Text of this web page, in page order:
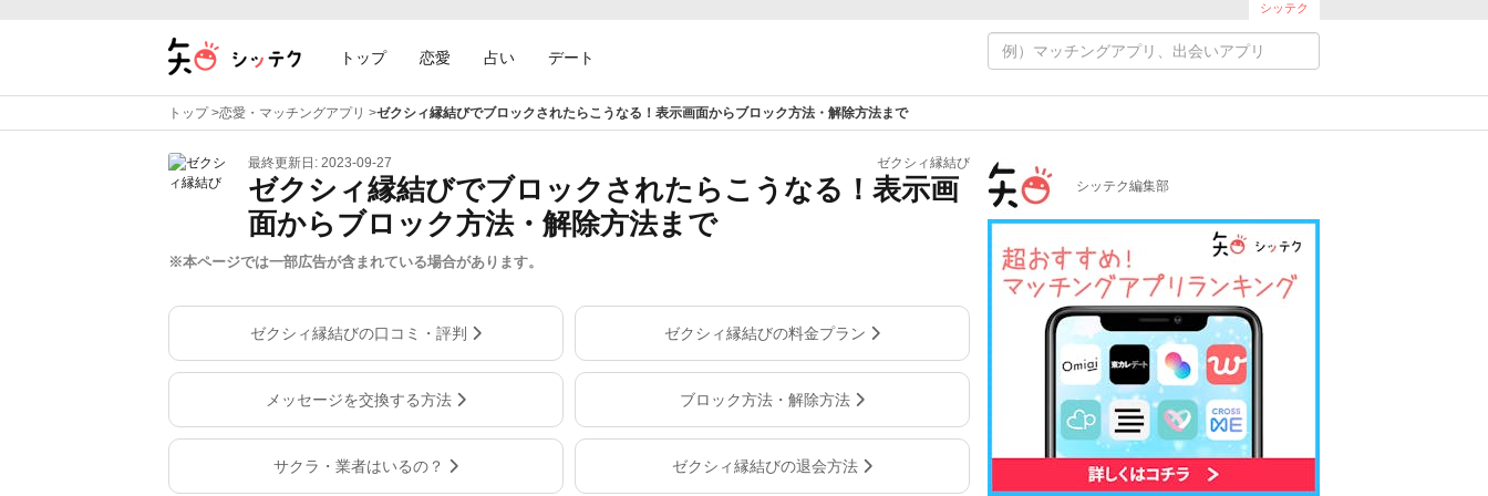
シッテク
トップ 恋愛 占い デート
トップ>恋愛・マッチングアプリ >ゼクシィ縁結びでブロックされたらこうなる！表示画面からブロック方法・解除方法まで
最終更新日: 2023-09-27 ゼクシィ縁結び
ゼクシィ縁結びでブロックされたらこうなる！表示画
面からブロック方法・解除方法まで
※本ページでは一部広告が含まれている場合があります。
ゼクシィ縁結びの口コミ・評判 ゼクシィ縁結びの料金プラン
メッセージを交換する方法 ブロック方法・解除方法
サクラ・業者はいるの？ ゼクシィ縁結びの退会方法
シッテク編集部